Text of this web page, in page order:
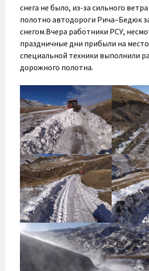
снега не было, из-за сильного
полотно автодороги Рича–Бедюк
снегом.Вчера работники РСУ,
праздничные дни прибыли на
специальной техники выполнили
дорожного полотна.